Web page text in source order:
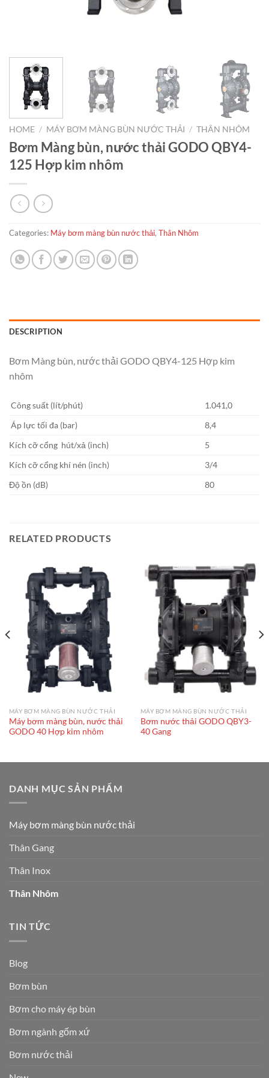
HOME / MÁY BƠM MÀNG BÙN NƯỚC THẢI / THÂN NHÔM
Bơm Màng bùn, nước thải GODO QBY4-
125 Hợp kim nhôm
Categories: Máy bơm màng bùn nước thải, Thân Nhôm
DESCRIPTION
Bơm Màng bùn, nước thải GODO QBY4-125 Hợp kim
nhôm
Công suất (lít/phút)
1.041,0
Áp lực tối đa (bar)
8,4
Kích cỡ cổng hút/xả (inch)
5
Kích cỡ cổng khí nén (inch)
3/4
Độ ồn (dB)
80
RELATED PRODUCTS
MÁY BƠM MÀNG BÙN NƯỚC THẢI
Máy bơm màng bùn, nước thải
GODO 40 Hợp kim nhôm
MÁY BƠM MÀNG BÙN NƯỚC THẢI
Bơm nước thải GODO QBY3-
40 Gang
DANH MỤC SẢN PHẨM
Máy bơm màng bùn nước thải
Thân Gang
Thân Inox
Thân Nhôm
TIN TỨC
Blog
Bơm bùn
Bơm cho máy ép bùn
Bơm ngành gốm xứ
Bơm nước thải